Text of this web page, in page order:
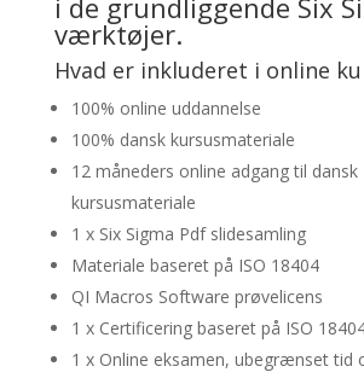
i de grundliggende Six
værktøjer.
Hvad er inkluderet i online
100% online uddannelse
100% dansk kursusmateriale
12 måneders online adgang til dansk
kursusmateriale
1 x Six Sigma Pdf slidesamling
Materiale baseret på ISO 18404
QI Macros Software prøvelicens
1 x Certificering baseret på ISO
1 x Online eksamen, ubegrænset tid